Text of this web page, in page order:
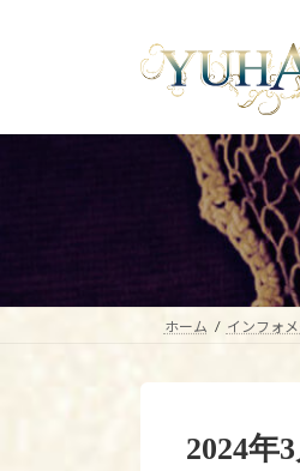
ツ
シ
ホーム インフォ
2024年